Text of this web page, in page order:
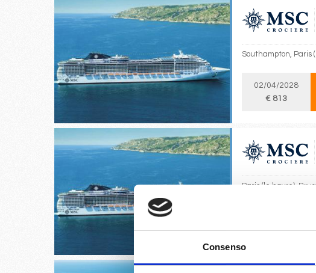
Consenso
Southampton, Paris
02/04/2028
€ 813
Paris (le havre),
€ 813